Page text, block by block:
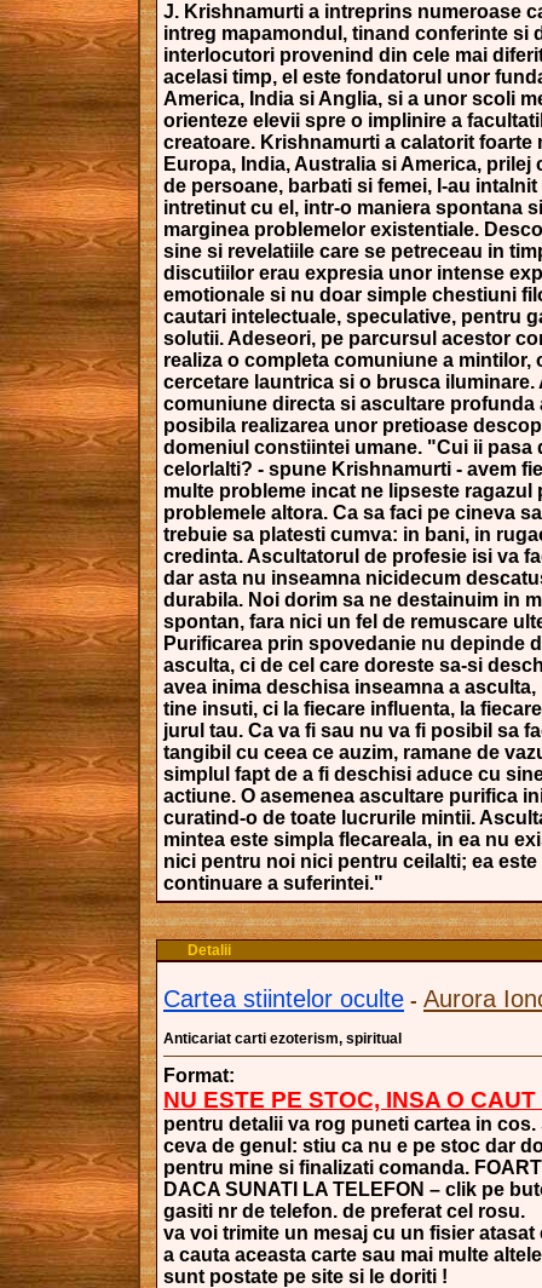
J. Krishnamurti a intreprins numeroase
intreg mapamondul, tinand conferinte si
interlocutori provenind din cele mai
acelasi timp, el este fondatorul unor
America, India si Anglia, si a unor scoli
orienteze elevii spre o implinire a
creatoare. Krishnamurti a calatorit foarte
Europa, India, Australia si America, prilej
de persoane, barbati si femei, l-au intalnit
intretinut cu el, intr-o maniera spontana
marginea problemelor existentiale.
sine si revelatiile care se petreceau in
discutiilor erau expresia unor intense
emotionale si nu doar simple chestiuni
cautari intelectuale, speculative, pentru
solutii. Adeseori, pe parcursul acestor
realiza o completa comuniune a mintilor,
cercetare launtrica si o brusca iluminare.
comuniune directa si ascultare profunda
posibila realizarea unor pretioase
domeniul constiintei umane. "Cui ii pasa
celorlalti? - spune Krishnamurti - avem
multe probleme incat ne lipseste ragazul
problemele altora. Ca sa faci pe cineva
trebuie sa platesti cumva: in bani, in
credinta. Ascultatorul de profesie isi va
dar asta nu inseamna nicidecum
durabila. Noi dorim sa ne destainuim in
spontan, fara nici un fel de remuscare
Purificarea prin spovedanie nu depinde
asculta, ci de cel care doreste sa-si
avea inima deschisa inseamna a asculta,
tine insuti, ci la fiecare influenta, la
jurul tau. Ca va fi sau nu va fi posibil sa
tangibil cu ceea ce auzim, ramane de
simplul fapt de a fi deschisi aduce cu
actiune. O asemenea ascultare purifica
curatind-o de toate lucrurile mintii.
mintea este simpla flecareala, in ea nu
nici pentru noi nici pentru ceilalti; ea este
continuare a suferintei."
Detalii
Cartea stiintelor oculte - Aurora
Anticariat carti ezoterism, spiritual
Format:
NU ESTE PE STOC, INSA O
pentru detalii va rog puneti cartea in
ceva de genul: stiu ca nu e pe stoc dar
pentru mine si finalizati comanda.
DACA SUNATI LA TELEFON – clik pe
gasiti nr de telefon. de preferat cel rosu.
va voi trimite un mesaj cu un fisier
a cauta aceasta carte sau mai multe
sunt postate pe site si le doriti !